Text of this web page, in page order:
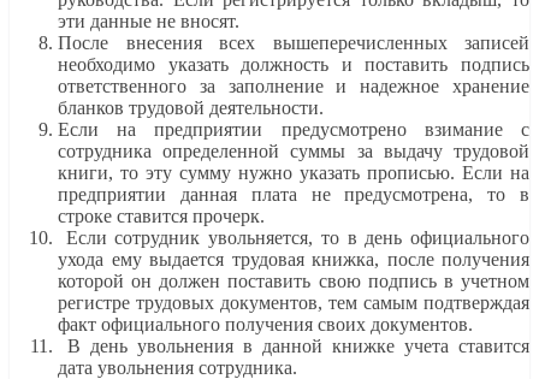
эти данные не вносят.
После внесения всех вышеперечисленных записей
необходимо указать должность и поставить подпись
ответственного за заполнение и надежное хранение
бланков трудовой деятельности.
Если на предприятии предусмотрено взимание с
сотрудника определенной суммы за выдачу трудовой
книги, то эту сумму нужно указать прописью. Если на
предприятии данная плата не предусмотрена, то в
строке ставится прочерк.
Если сотрудник увольняется, то в день официального
ухода ему выдается трудовая книжка, после получения
которой он должен поставить свою подпись в учетном
регистре трудовых документов, тем самым подтверждая
факт официального получения своих документов.
В день увольнения в данной книжке учета ставится
дата увольнения сотрудника.